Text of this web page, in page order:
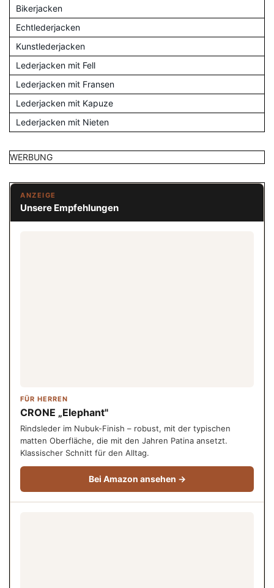
Bikerjacken
Echtlederjacken
Kunstlederjacken
Lederjacken mit Fell
Lederjacken mit Fransen
Lederjacken mit Kapuze
Lederjacken mit Nieten
WERBUNG
ANZEIGE
Unsere Empfehlungen
FÜR HERREN
CRONE „Elephant"
Rindsleder im Nubuk-Finish – robust, mit der typischen
matten Oberfläche, die mit den Jahren Patina ansetzt.
Klassischer Schnitt für den Alltag.
Bei Amazon ansehen →